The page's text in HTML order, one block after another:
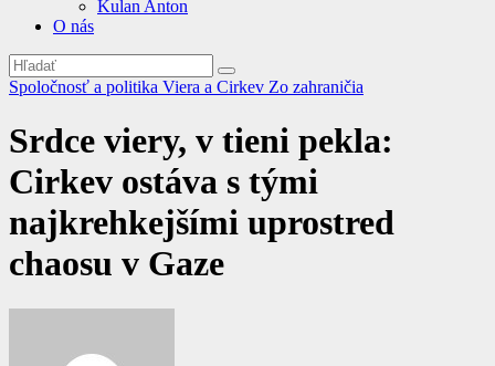
Kulan Anton
O nás
Spoločnosť a politika Viera a Cirkev Zo zahraničia
Srdce viery, v tieni pekla:
Cirkev ostáva s tými
najkrehkejšími uprostred
chaosu v Gaze